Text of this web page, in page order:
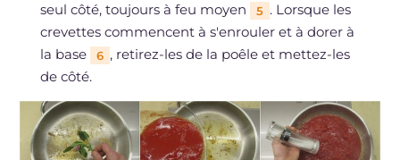
seul côté, toujours à feu moyen 5 . Lorsque les
crevettes commencent à s'enrouler et à dorer à
la base
6 , retirez-les de la poêle et mettez-les
de côté.